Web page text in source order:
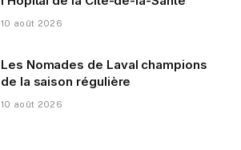
10 août 2026
Les Nomades de Laval champions
de la saison régulière
10 août 2026